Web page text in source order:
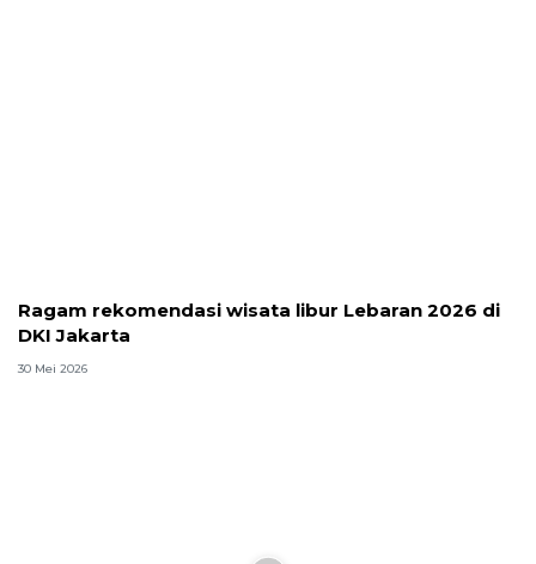
Ragam rekomendasi wisata libur Lebaran 2026 di
DKI Jakarta
30 Mei 2026